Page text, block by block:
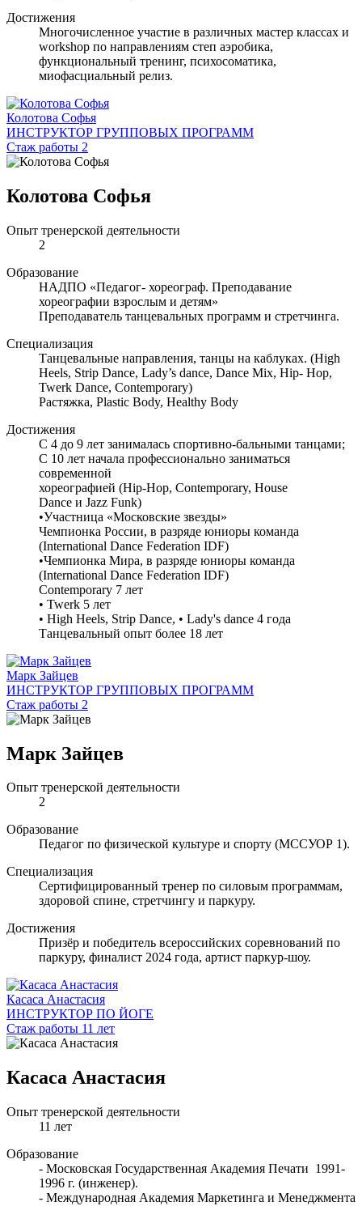
Достижения
Многочисленное участие в различных мастер классах и
workshop по направлениям степ аэробика,
функциональный тренинг, психосоматика,
миофасциальный релиз.
Колотова Софья
ИНСТРУКТОР ГРУППОВЫХ ПРОГРАММ
Стаж работы 2
Колотова Софья
Опыт тренерской деятельности
2
Образование
НАДПО «Педагог- хореограф. Преподавание
хореографии взрослым и детям»
Преподаватель танцевальных программ и стретчинга.
Специализация
Танцевальные направления, танцы на каблуках. (High
Heels, Strip Dance, Lady’s dance, Dance Mix, Hip- Hop,
Twerk Dance, Contemporary)
Растяжка, Plastic Body, Healthy Body
Достижения
С 4 до 9 лет занималась спортивно-бальными танцами;
С 10 лет начала профессионально заниматься
современной
хореографией (Hip-Hop, Contemporary, House
Dance и Jazz Funk)
•Участница «Московские звезды»
Чемпионка России, в разряде юниоры команда
(International Dance Federation IDF)
•Чемпионка Мира, в разряде юниоры команда
(International Dance Federation IDF)
Contemporary 7 лет
• Twerk 5 лет
• High Heels, Strip Dance, • Lady's dance 4 года
Танцевальный опыт более 18 лет
Марк Зайцев
ИНСТРУКТОР ГРУППОВЫХ ПРОГРАММ
Стаж работы 2
Марк Зайцев
Опыт тренерской деятельности
2
Образование
Педагог по физической культуре и спорту (МССУОР 1).
Специализация
Сертифицированный тренер по силовым программам,
здоровой спине, стретчингу и паркуру.
Достижения
Призёр и победитель всероссийских соревнований по
паркуру, финалист 2024 года, артист паркур-шоу.
Касаса Анастасия
ИНСТРУКТОР ПО ЙОГЕ
Стаж работы 11 лет
Касаса Анастасия
Опыт тренерской деятельности
11 лет
Образование
- Московская Государственная Академия Печати 1991-
1996 г. (инженер).
- Международная Академия Маркетинга и Менеджмента